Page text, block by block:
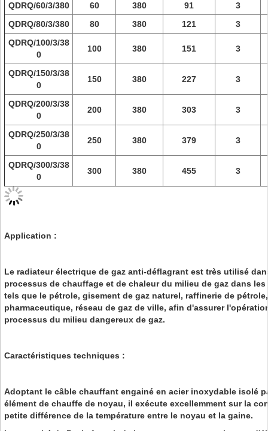
QDRQ/60/3/380
60 380 91
3
QDRQ/80/3/380
80 380 121
3
QDRQ/100/3/38
0
100 380 151 3
QDRQ/150/3/38
0
150 380 227 3
QDRQ/200/3/38
0
200 380 303 3
QDRQ/250/3/38
0
250 380 379 3
QDRQ/300/3/38
0
300 380 455 3
Application :
Le radiateur électrique de gaz anti-déflagrant est très utilisé
processus de chauffage et de chaleur du milieu de gaz dans
tels que le pétrole, gisement de gaz naturel, raffinerie de
pharmaceutique, réseau de gaz de ville, afin d'assurer
processus du milieu dangereux de gaz.
Caractéristiques techniques :
Adoptant le câble chauffant engainé en acier inoxydable isolé
élément de chauffe de noyau, il exécute excellemment sur la
petite différence de la température entre le noyau et la gaine.